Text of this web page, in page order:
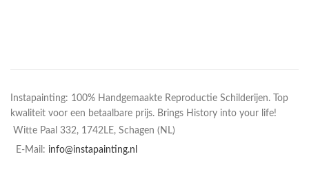
Instapainting: 100% Handgemaakte Reproductie Schilderijen. Top
kwaliteit voor een betaalbare prijs. Brings History into your life!
Witte Paal 332, 1742LE, Schagen (NL)
E-Mail: info@instapainting.nl